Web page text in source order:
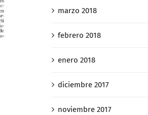
E Constitucional decidirá si la
gananciales
marzo 2018
febrero 2018
enero 2018
diciembre 2017
noviembre 2017